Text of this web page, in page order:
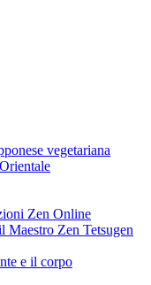
vegetariana
Zen Online
Maestro Zen Tetsugen
e il corpo